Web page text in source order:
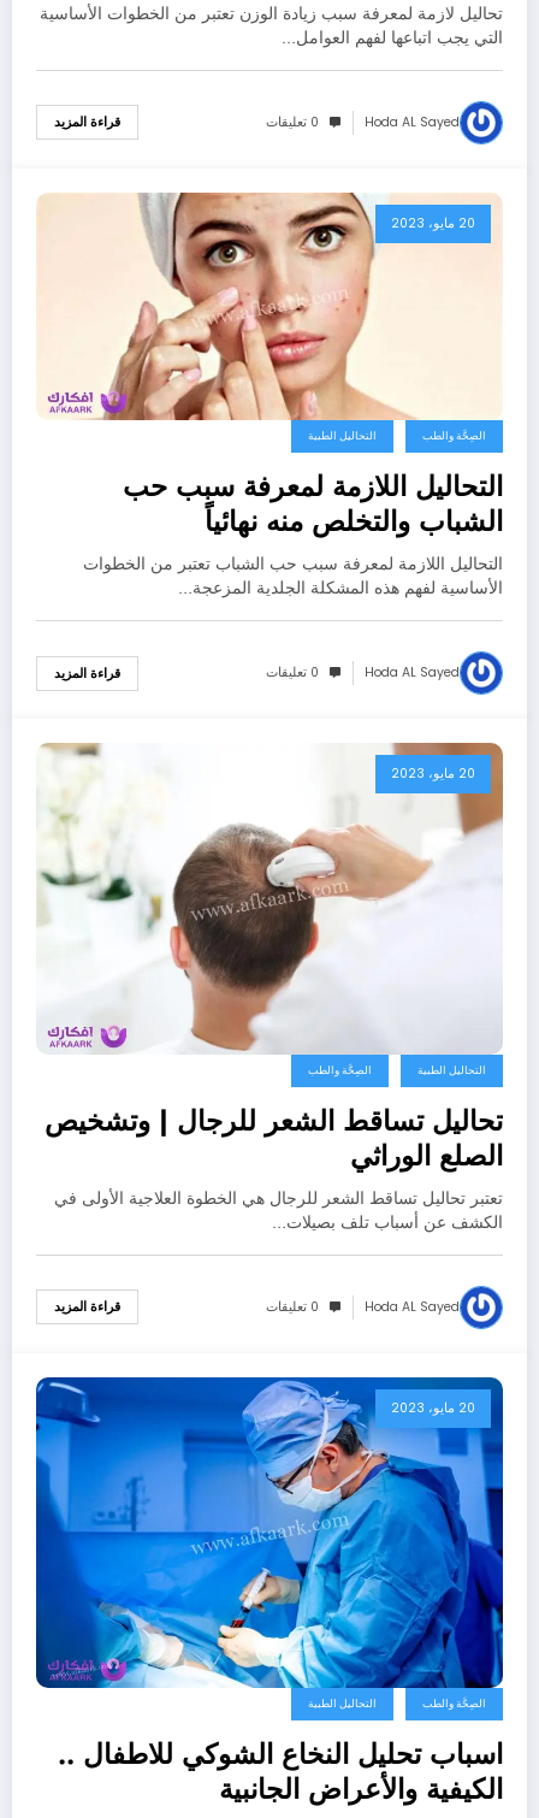
تحاليل لازمة لمعرفة سبب زيادة الوزن تعتبر من الخطوات الأساسية
التي يجب اتباعها لفهم العوامل…
Hoda AL Sayed 0 تعليقات قراءة المزيد
20 مايو، 2023
الصِحَّة والطب التحاليل الطبية
التحاليل اللازمة لمعرفة سبب حب
الشباب والتخلص منه نهائياً
التحاليل اللازمة لمعرفة سبب حب الشباب تعتبر من الخطوات
الأساسية لفهم هذه المشكلة الجلدية المزعجة…
Hoda AL Sayed 0 تعليقات قراءة المزيد
20 مايو، 2023
التحاليل الطبية الصِحَّة والطب
تحاليل تساقط الشعر للرجال | وتشخيص
الصلع الوراثي
تعتبر تحاليل تساقط الشعر للرجال هي الخطوة العلاجية الأولى في
الكشف عن أسباب تلف بصيلات…
Hoda AL Sayed 0 تعليقات قراءة المزيد
20 مايو، 2023
الصِحَّة والطب التحاليل الطبية
اسباب تحليل النخاع الشوكي للاطفال ..
الكيفية والأعراض الجانبية